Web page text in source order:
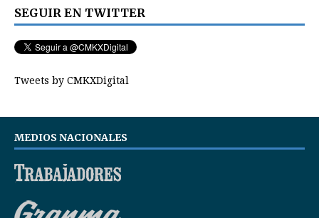
SEGUIR EN TWITTER
Tweets by CMKXDigital
MEDIOS NACIONALES